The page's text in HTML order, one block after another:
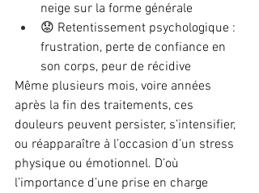
neige sur la forme générale
😟 Retentissement psychologique :
frustration, perte de confiance en
son corps, peur de récidive
Même plusieurs mois, voire années
après la fin des traitements, ces
douleurs peuvent persister, s’intensifier,
ou réapparaître à l’occasion d’un stress
physique ou émotionnel. D’où
l’importance d’une prise en charge